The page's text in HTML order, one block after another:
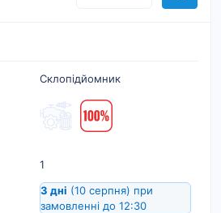
Склопідйомник
1
3 дні (10 серпня) при
замовленні до 12:30